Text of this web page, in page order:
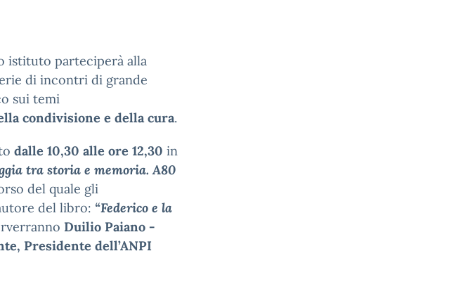
istituto parteciperà alla
di incontri di grande
sui temi
condivisione e della cura.
dalle 10,30 alle ore 12,30 in
tra storia e memoria. A80
del quale gli
del libro: “Federico e la
Duilio Paiano -
Presidente dell’ANPI